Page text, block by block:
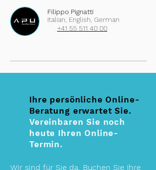
Filippo Pignatti
Italian, English, German
+41 55 511 40 00
Ihre persönliche Online-
Beratung erwartet Sie.
Vereinbaren Sie noch
heute Ihren Online-
Termin.
Wir sind für Sie da. Buchen Sie Ihre